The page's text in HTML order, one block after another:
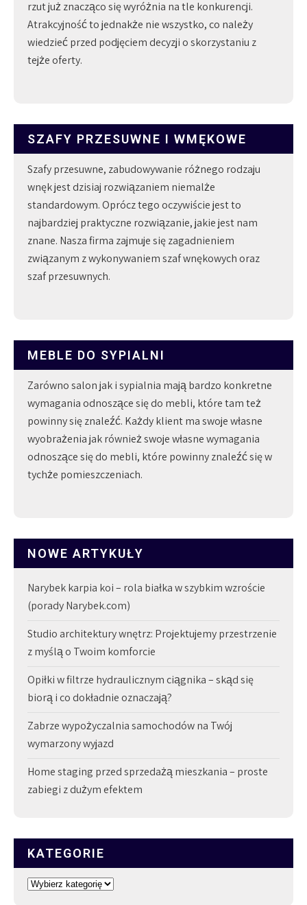
rzut już znacząco się wyróżnia na tle konkurencji.
Atrakcyjność to jednakże nie wszystko, co należy
wiedzieć przed podjęciem decyzji o skorzystaniu z
tejże oferty.
SZAFY PRZESUWNE I WMĘKOWE
Szafy przesuwne, zabudowywanie różnego rodzaju
wnęk jest dzisiaj rozwiązaniem niemalże
standardowym. Oprócz tego oczywiście jest to
najbardziej praktyczne rozwiązanie, jakie jest nam
znane. Nasza firma zajmuje się zagadnieniem
związanym z wykonywaniem szaf wnękowych oraz
szaf przesuwnych.
MEBLE DO SYPIALNI
Zarówno salon jak i sypialnia mają bardzo konkretne
wymagania odnoszące się do mebli, które tam też
powinny się znaleźć. Każdy klient ma swoje własne
wyobrażenia jak również swoje własne wymagania
odnoszące się do mebli, które powinny znaleźć się w
tychże pomieszczeniach.
NOWE ARTYKUŁY
Narybek karpia koi – rola białka w szybkim wzroście
(porady Narybek.com)
Studio architektury wnętrz: Projektujemy przestrzenie
z myślą o Twoim komforcie
Opiłki w filtrze hydraulicznym ciągnika – skąd się
biorą i co dokładnie oznaczają?
Zabrze wypożyczalnia samochodów na Twój
wymarzony wyjazd
Home staging przed sprzedażą mieszkania – proste
zabiegi z dużym efektem
KATEGORIE
Kategorie